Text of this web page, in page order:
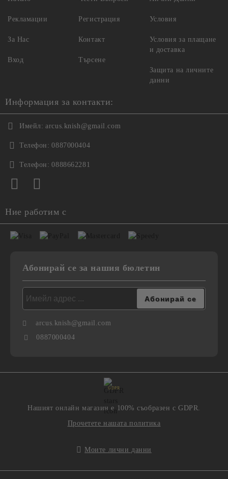
Рекламации
За Нас
Вход
Регистрация
Контакт
Търсене
Условия
Условия за плащане
и доставка
Защита на личните
данни
Информация за контакти:
Имейл: arcus.knish@gmail.com
Телефон: 0887000404
Телефон: 0888662281
Ние работим с
Абонирай се за нашия бюлетин
arcus.knish@gmail.com
0887000404
GDPR
Нашият онлайн магазин е 100% съобразен с GDPR.
Прочетете нашата политика
Моите лични данни